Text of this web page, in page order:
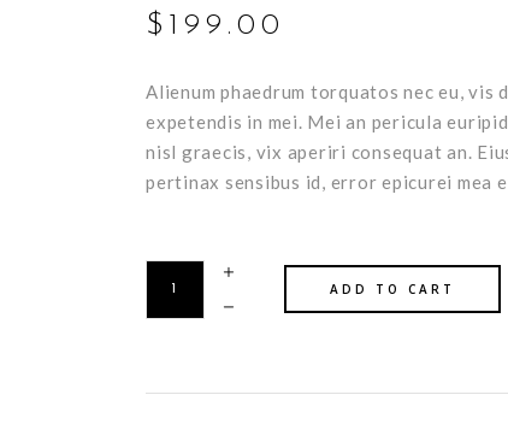
based
on
$ 199.00
Alienum phaedrum torquatos nec eu,
expetendis in mei. Mei an pericula
nisl graecis, vix aperiri consequat an.
pertinax sensibus id, error epicurei mea
ADD TO CART